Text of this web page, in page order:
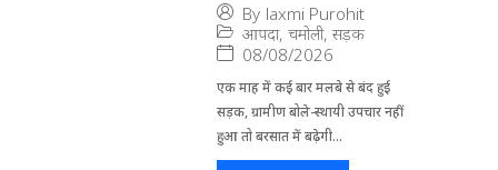
By laxmi Purohit
आपदा, चमोली, सड़क
08/08/2026
एक माह में कई बार मलबे से बंद हुई
सड़क, ग्रामीण बोले-स्थायी उपचार नहीं
हुआ तो बरसात में बढ़ेगी...